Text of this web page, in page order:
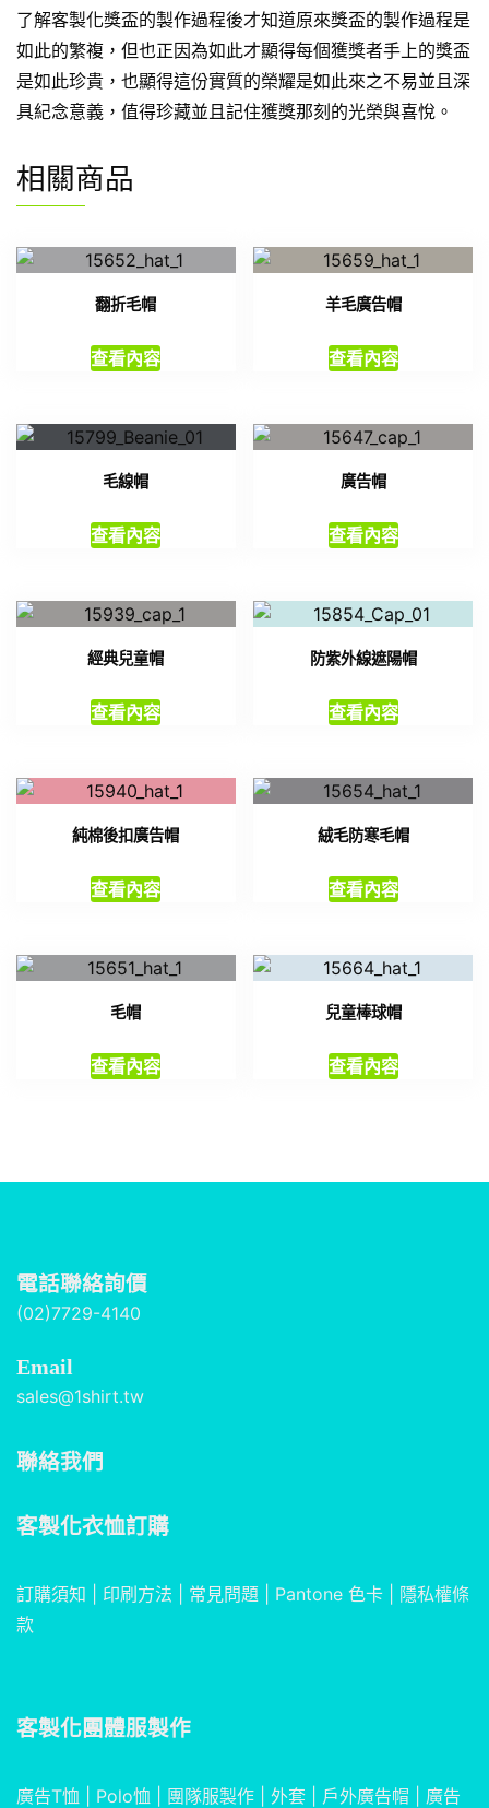
了解客製化獎盃的製作過程後才知道原來獎盃的製作過程是
如此的繁複，但也正因為如此才顯得每個獲獎者手上的獎盃
是如此珍貴，也顯得這份實質的榮耀是如此來之不易並且深
具紀念意義，值得珍藏並且記住獲獎那刻的光榮與喜悅。
相關商品
翻折毛帽
查看內容
羊毛廣告帽
查看內容
毛線帽
查看內容
廣告帽
查看內容
經典兒童帽
查看內容
防紫外線遮陽帽
查看內容
純棉後扣廣告帽
查看內容
絨毛防寒毛帽
查看內容
毛帽
查看內容
兒童棒球帽
查看內容
電話聯絡詢價
(02)7729-4140
Email
sales@1shirt.tw
聯絡我們
客製化衣恤訂購
訂購須知 印刷方法 常見問題 Pantone 色卡
隱私權條
款
客製化團體服製作
廣告T恤 Polo恤 團隊服製作 外套 戶外廣告帽
廣告